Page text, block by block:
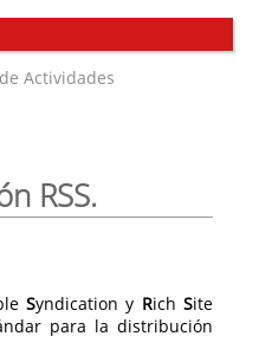
Actividades
RSS.
Syndication y RichSite
para la distribución